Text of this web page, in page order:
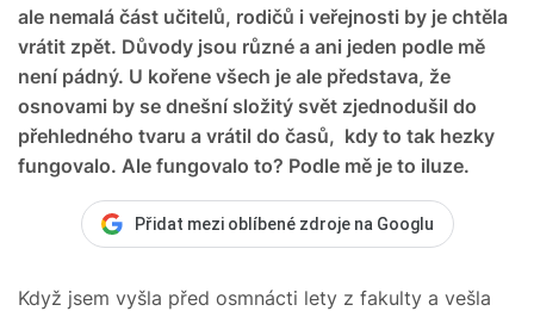
ale nemalá část učitelů, rodičů i veřejnosti by je chtěla
vrátit zpět. Důvody jsou různé a ani jeden podle mě
není pádný. U kořene všech je ale představa, že
osnovami by se dnešní složitý svět zjednodušil do
přehledného tvaru a vrátil do časů, kdy to tak hezky
fungovalo. Ale fungovalo to? Podle mě je to iluze.
Přidat mezi oblíbené zdroje na Googlu
Když jsem vyšla před osmnácti lety z fakulty a vešla